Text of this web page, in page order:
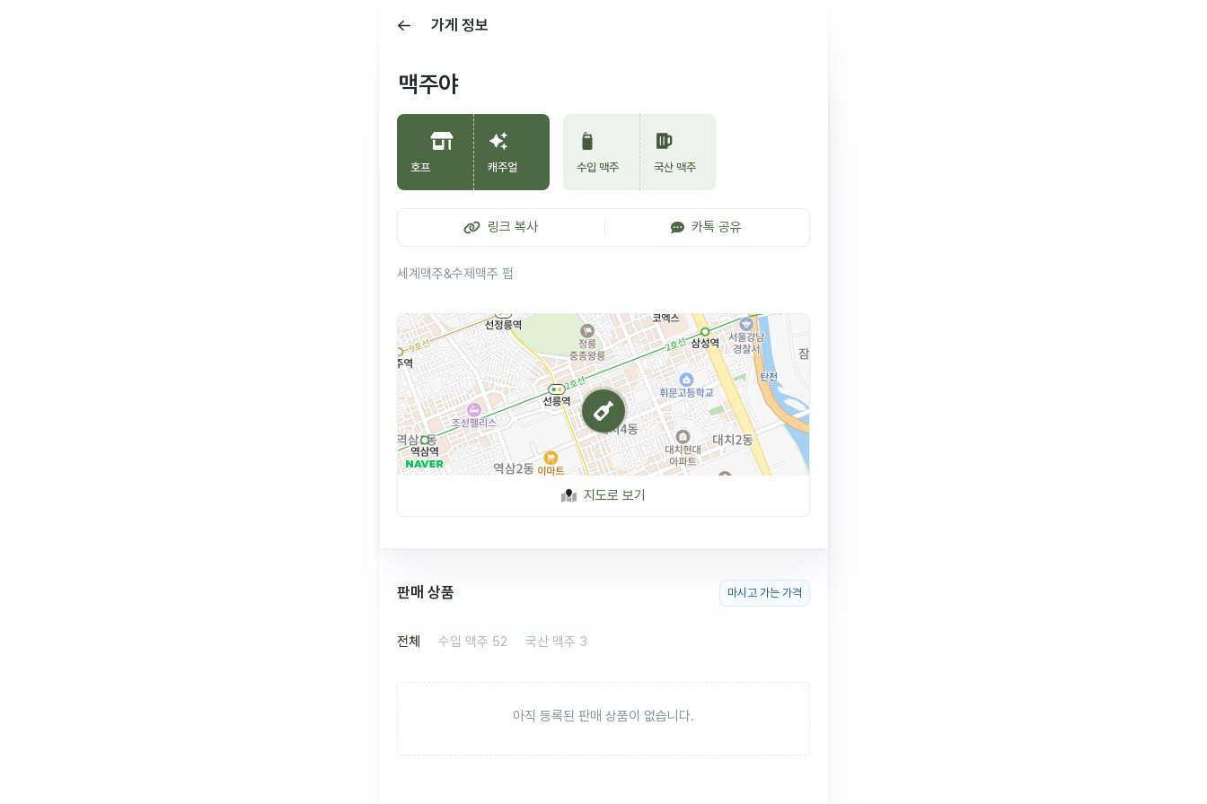
가게 정보
맥주야
호프 캐주얼 수입 맥주 국산 맥주
링크 복사 카톡 공유
세계맥주&수제맥주 펍
지도로 보기
판매 상품 마시고 가는 가격
전체 수입 맥주 52 국산 맥주 3
아직 등록된 판매 상품이 없습니다.